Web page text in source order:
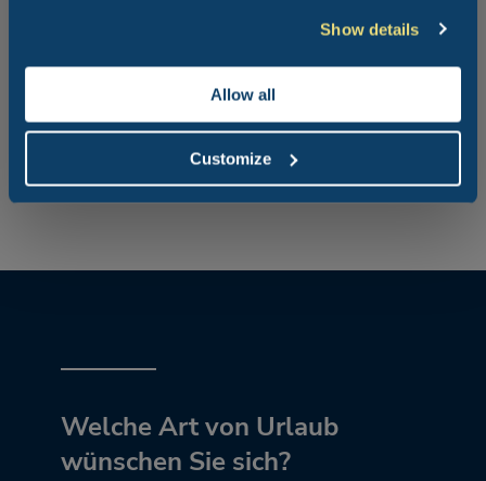
Show details
Allow all
Customize
Touren mit dem Fahrrad unternehmen, können Sie in
Regionalpark und das Schutzgebiet Pineta di Classe bis
nach Ravenna. Das reicht Ihnen noch nicht? Sie haben den
ganzen Strand von Cervia für lustige Beach Volley-, Beach
Tennis- oder Basketball-Matches zur Verfügung. Alles,
was es für einen wirklich sportlichen Urlaub an der
Riviera Romagnola braucht!
Welche Art von Urlaub
wünschen Sie sich?